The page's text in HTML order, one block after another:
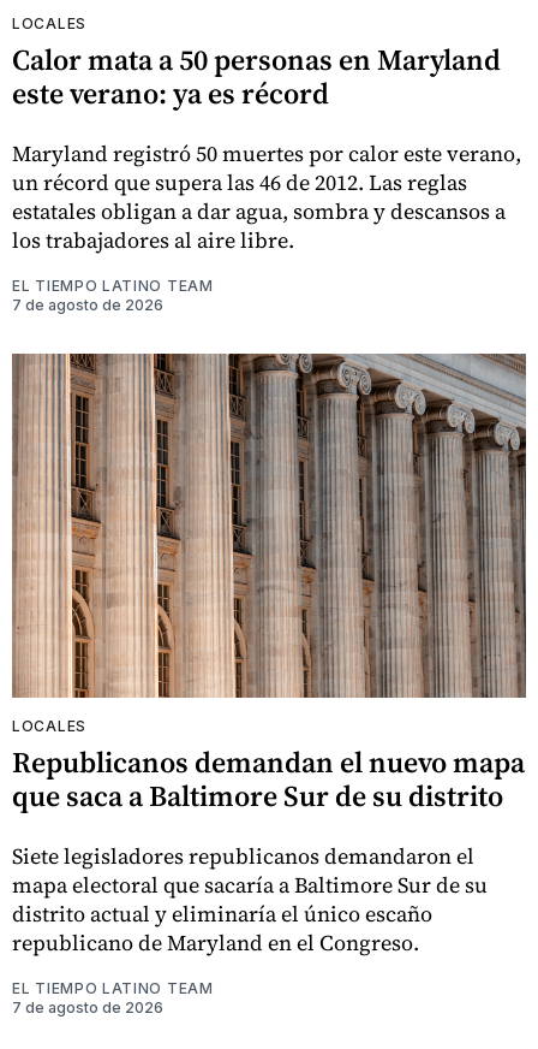
LOCALES
Calor mata a 50 personas en Maryland
este verano: ya es récord
Maryland registró 50 muertes por calor este verano,
un récord que supera las 46 de 2012. Las reglas
estatales obligan a dar agua, sombra y descansos a
los trabajadores al aire libre.
EL TIEMPO LATINO TEAM
7 de agosto de 2026
LOCALES
Republicanos demandan el nuevo mapa
que saca a Baltimore Sur de su distrito
Siete legisladores republicanos demandaron el
mapa electoral que sacaría a Baltimore Sur de su
distrito actual y eliminaría el único escaño
republicano de Maryland en el Congreso.
EL TIEMPO LATINO TEAM
7 de agosto de 2026